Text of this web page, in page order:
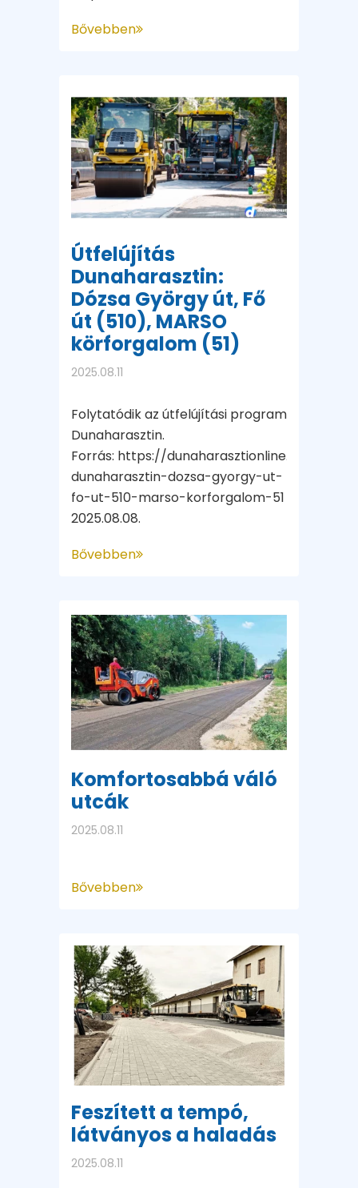
Bővebben
Útfelújítás
Dunaharasztin:
Dózsa György út, Fő
út (510), MARSO
körforgalom (51)
2025.08.11
Folytatódik az útfelújítási program
Dunaharasztin.
Forrás: https://dunaharasztionline.hu/
dunaharasztin-dozsa-gyorgy-ut-
fo-ut-510-marso-korforgalom-51
2025.08.08.
Bővebben
Komfortosabbá váló
utcák
2025.08.11
Bővebben
Feszített a tempó,
látványos a haladás
2025.08.11